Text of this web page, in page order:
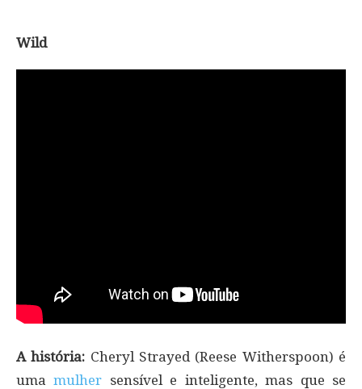
Wild
A história: Cheryl Strayed (Reese Witherspoon) é
umamulher sensível e inteligente, mas que se